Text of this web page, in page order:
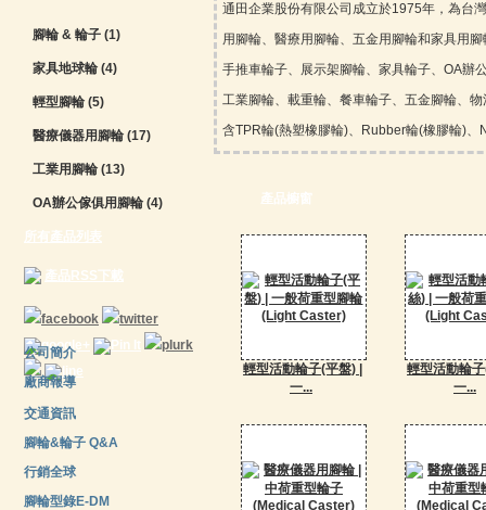
腳輪 & 輪子 (1)
家具地球輪 (4)
輕型腳輪 (5)
醫療儀器用腳輪 (17)
工業用腳輪 (13)
OA辦公傢俱用腳輪 (4)
所有產品列表
產品RSS下載
公司簡介
廠商報導
交通資訊
腳輪&輪子 Q&A
行銷全球
腳輪型錄E-DM
通田企業股份有限公司成立於1975年，為台
用腳輪、醫療用腳輪、五金用腳輪和家具用
手推車輪子、展示架腳輪、家具輪子、OA辦
工業腳輪、載重輪、餐車輪子、五金腳輪、
含TPR輪(熱塑橡膠輪)、Rubber輪(橡膠輪)、
產品櫥窗
輕型活動輪子(平盤) |
一...
輕型活動輪
一...